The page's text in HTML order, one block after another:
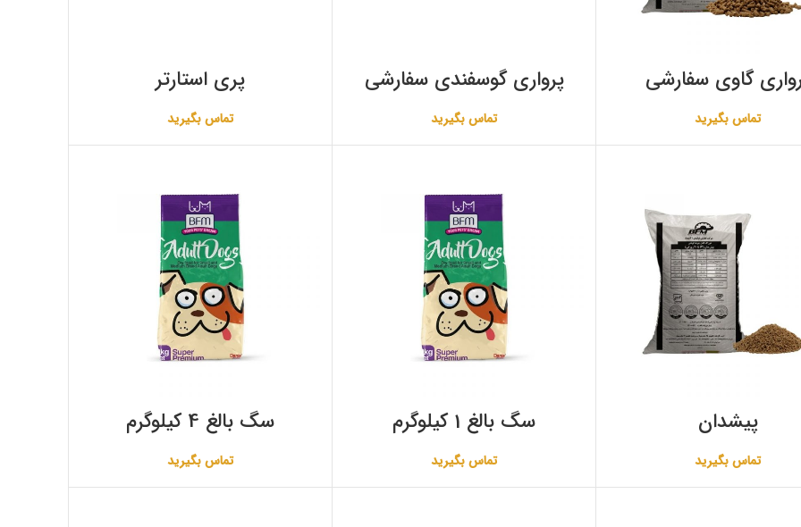
گاوی سفارشی
تماس بگیرید
پرواری گوسفندی سفارشی
تماس بگیرید
پری استارتر
تماس بگیرید
پیشدان
تماس بگیرید
سگ بالغ 1 کیلوگرم
تماس بگیرید
سگ بالغ 4 کیلوگرم
تماس بگیرید